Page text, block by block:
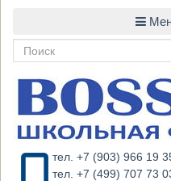
тел. +7 (903) 966 19
тел. +7 (499) 707 73